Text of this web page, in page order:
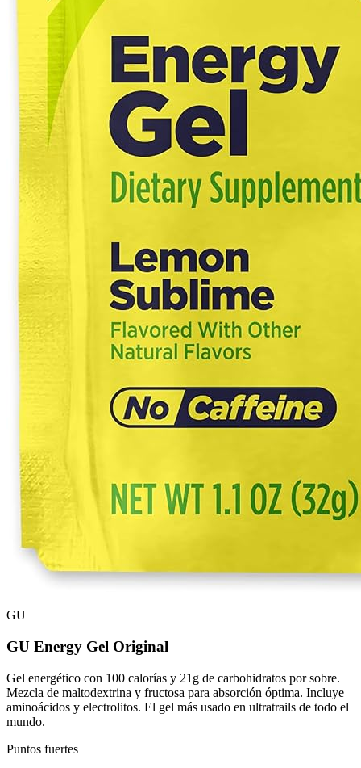
GU
GU Energy Gel Original
Gel energético con 100 calorías y 21g de carbohidratos por sobre.
Mezcla de maltodextrina y fructosa para absorción óptima. Incluye
aminoácidos y electrolitos. El gel más usado en ultratrails de todo el
mundo.
Puntos fuertes